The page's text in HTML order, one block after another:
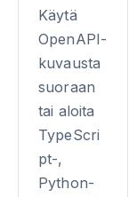
Käytä
OpenAPI-
kuvausta
suoraan
tai aloita
TypeScri
pt-,
Python-